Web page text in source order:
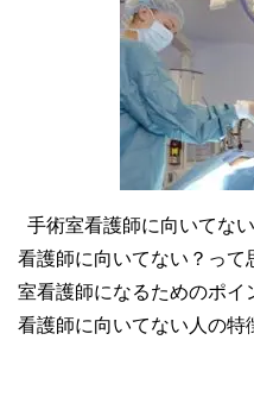
手術室看護師に向いてな
看護師に向いてない？って
室看護師になるためのポ
看護師に向いてない人の